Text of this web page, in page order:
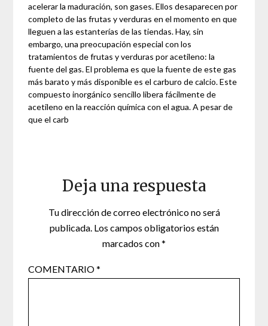
acelerar la maduración, son gases. Ellos desaparecen por
completo de las frutas y verduras en el momento en que
lleguen a las estanterías de las tiendas. Hay, sin
embargo, una preocupación especial con los
tratamientos de frutas y verduras por acetileno: la
fuente del gas. El problema es que la fuente de este gas
más barato y más disponible es el carburo de calcio. Este
compuesto inorgánico sencillo libera fácilmente de
acetileno en la reacción química con el agua. A pesar de
que el carb
Deja una respuesta
Tu dirección de correo electrónico no será
publicada. Los campos obligatorios están
marcados con*
COMENTARIO*